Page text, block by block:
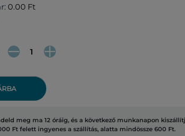
0.00 Ft
meg ma 12 óráig, és a következő munkanapon
Ft felett ingyenes a szállítás, alatta mindössze 600 Ft.